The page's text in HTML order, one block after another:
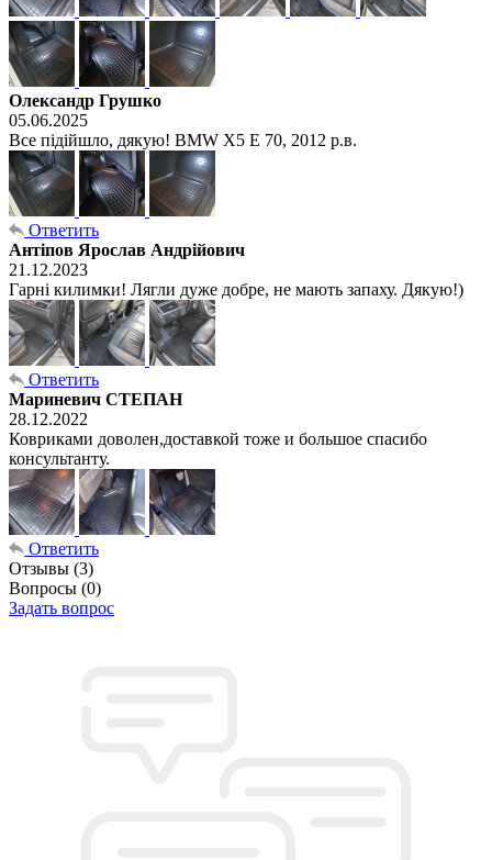
Олександр Грушко
05.06.2025
Все підійшло, дякую! BMW X5 E 70, 2012 р.в.
Ответить
Антіпов Ярослав Андрійович
21.12.2023
Гарні килимки! Лягли дуже добре, не мають запаху. Дякую!)
Ответить
Мариневич СТЕПАН
28.12.2022
Ковриками доволен,доставкой тоже и большое спасибо
консультанту.
Ответить
Отзывы (3)
Вопросы (0)
Задать вопрос